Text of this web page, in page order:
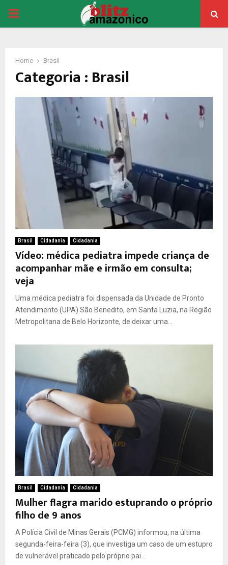
PRIMARY
Home Brasil
Categoria : Brasil
Brasil Cidadania Cidadania
Vídeo: médica pediatra impede criança de
acompanhar mãe e irmão em consulta;
veja
Uma médica pediatra foi dispensada da Unidade de Pronto
Atendimento (UPA) São Benedito, em Santa Luzia, na Região
Metropolitana de Belo Horizonte, de deixar uma...
Brasil Cidadania Cidadania
Mulher flagra marido estuprando o próprio
filho de 9 anos
A Polícia Civil de Minas Gerais (PCMG) informou, na última
segunda-feira-feira (3), que investiga um caso de um estupro
de vulnerável praticado pelo próprio pai...